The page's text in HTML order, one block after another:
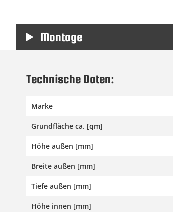
Montage
Technische Daten:
Marke
Grundfläche ca. [qm]
Höhe außen [mm]
Breite außen [mm]
Tiefe außen [mm]
Höhe innen [mm]